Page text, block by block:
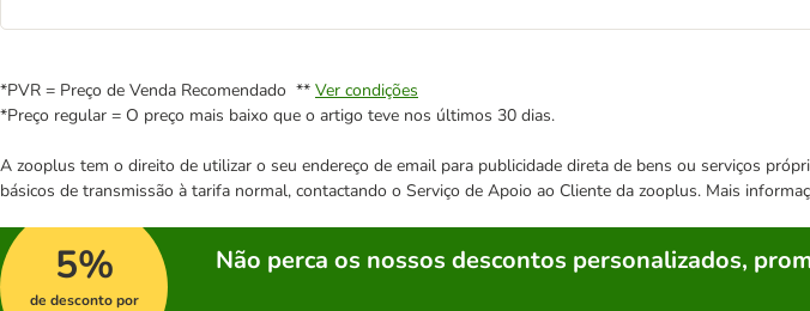
*PVR = Preço de Venda Recomendado ** Ver condições
*Preço regular = O preço mais baixo que o artigo teve nos últimos 30 dias.
A zooplus tem o direito de utilizar o seu endereço de email para publicidade direta de bens ou serviços
básicos de transmissão à tarifa normal, contactando o Serviço de Apoio ao Cliente da zooplus. Mais
5%
de desconto por
Não perca os nossos descontos personalizados,